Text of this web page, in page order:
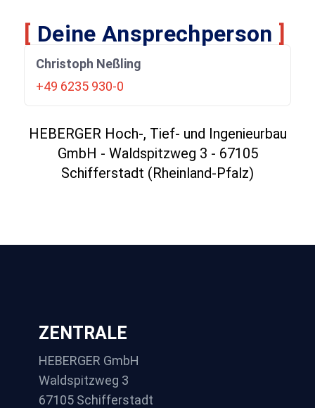
[ Deine Ansprechperson ]
Christoph Neßling
+49 6235 930-0
HEBERGER Hoch-, Tief- und Ingenieurbau
GmbH - Waldspitzweg 3 - 67105
Schifferstadt (Rheinland-Pfalz)
ZENTRALE
HEBERGER GmbH
Waldspitzweg 3
67105 Schifferstadt